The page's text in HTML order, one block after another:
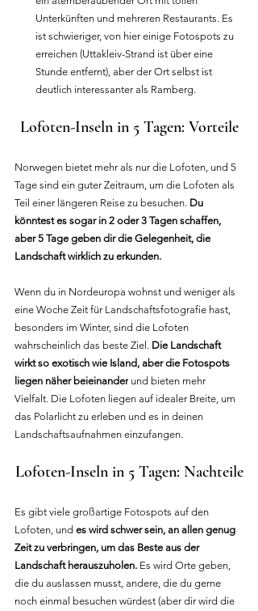
Unterkünften und mehreren Restaurants. Es
ist schwieriger, von hier einige Fotospots zu
erreichen (Uttakleiv-Strand ist über eine
Stunde entfernt), aber der Ort selbst ist
deutlich interessanter als Ramberg.
Lofoten-Inseln in 5 Tagen: Vorteile
Norwegen bietet mehr als nur die Lofoten, und 5
Tage sind ein guter Zeitraum, um die Lofoten als
Teil einer längeren Reise zu besuchen. Du
könntest es sogar in 2 oder 3 Tagen schaffen,
aber 5 Tage geben dir die Gelegenheit, die
Landschaft wirklich zu erkunden.
Wenn du in Nordeuropa wohnst und weniger als
eine Woche Zeit für Landschaftsfotografie hast,
besonders im Winter, sind die Lofoten
wahrscheinlich das beste Ziel. Die Landschaft
wirkt so exotisch wie Island, aber die Fotospots
liegen näher beieinander und bieten mehr
Vielfalt. Die Lofoten liegen auf idealer Breite, um
das Polarlicht zu erleben und es in deinen
Landschaftsaufnahmen einzufangen.
Lofoten-Inseln in 5 Tagen: Nachteile
Es gibt viele großartige Fotospots auf den
Lofoten, und es wird schwer sein, an allen genug
Zeit zu verbringen, um das Beste aus der
Landschaft herauszuholen. Es wird Orte geben,
die du auslassen musst, andere, die du gerne
noch einmal besuchen würdest (aber dir wird die